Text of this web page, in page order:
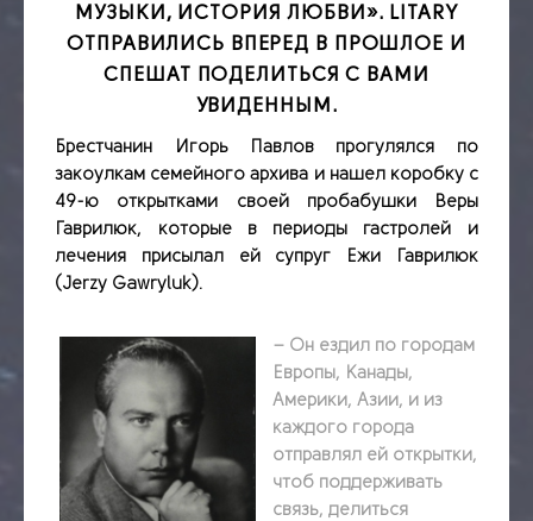
МУЗЫКИ, ИСТОРИЯ ЛЮБВИ». LITARY
ОТПРАВИЛИСЬ ВПЕРЕД В ПРОШЛОЕ И
СПЕШАТ ПОДЕЛИТЬСЯ С ВАМИ
УВИДЕННЫМ.
Брестчанин Игорь Павлов прогулялся по
закоулкам семейного архива и нашел коробку с
49-ю открытками своей пробабушки Веры
Гаврилюк, которые в периоды гастролей и
лечения присылал ей супруг Ежи Гаврилюк
(Jerzy Gawryluk).
– Он ездил по городам
Европы, Канады,
Америки, Азии, и из
каждого города
отправлял ей открытки,
чтоб поддерживать
связь, делиться